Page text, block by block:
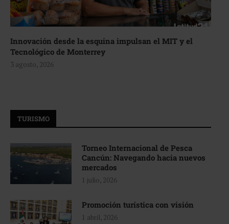
Innovación desde la esquina impulsan el MIT y el
Tecnológico de Monterrey
3 agosto, 2026
TURISMO
Torneo Internacional de Pesca
Cancún: Navegando hacia nuevos
mercados
1 julio, 2026
Promoción turística con visión
1 abril, 2026